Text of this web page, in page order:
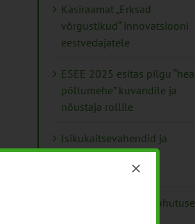
Käsiraamat „Erksad
võrgustikud“ innovatsiooni
eestvedajatele
ESEE 2025 esitas pilgu “hea
põllumehe” kuvandile ja
nõustaja rollile
Isikukaitsevahendid ja
ohutusnõuded
taimekaitsetöödel
Mida näitavad toiduohutuse